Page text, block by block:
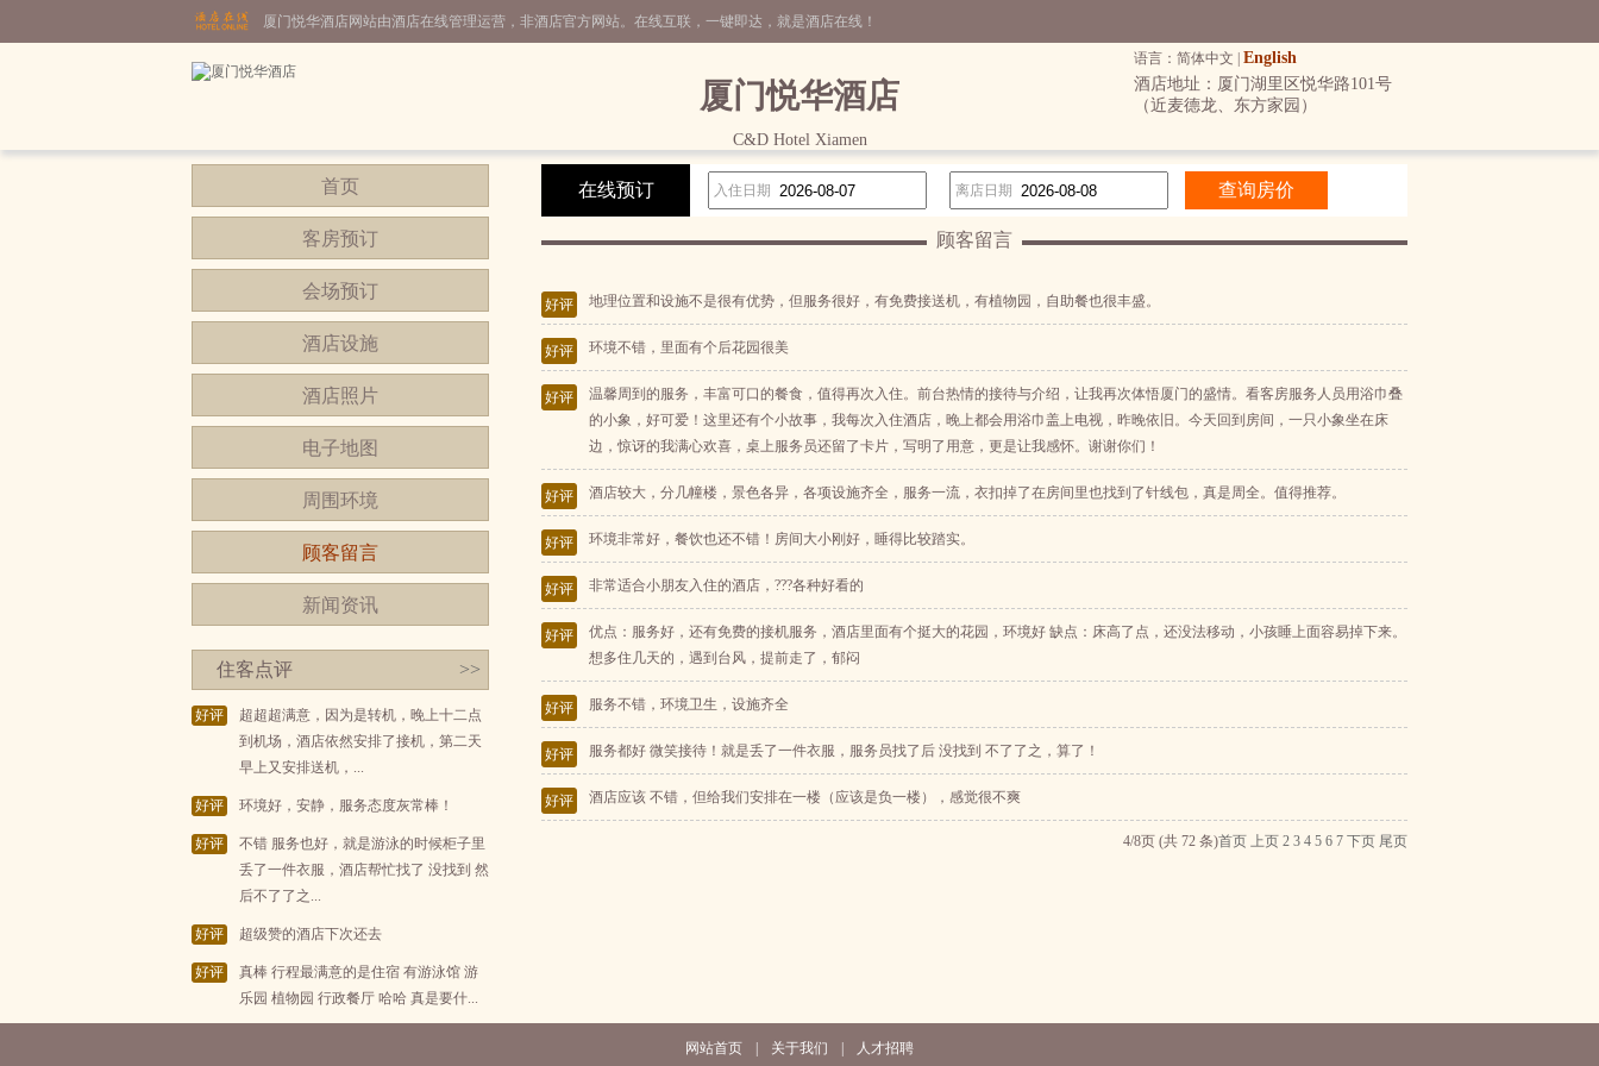
厦门悦华酒店网站由酒店在线管理运营，非酒店官方网站。在线互联，一键即达，就是酒店在线！
语言：简体中文 | English
厦门悦华酒店
C&D Hotel Xiamen
酒店地址：厦门湖里区悦华路101号
（近麦德龙、东方家园）
首页
客房预订
会场预订
酒店设施
酒店照片
电子地图
周围环境
顾客留言
新闻资讯
住客点评 >>
好评
超超超满意，因为是转机，晚上十二点
到机场，酒店依然安排了接机，第二天
早上又安排送机，...
好评 环境好，安静，服务态度灰常棒！
好评
不错 服务也好，就是游泳的时候柜子里
丢了一件衣服，酒店帮忙找了 没找到 然
后不了了之...
好评 超级赞的酒店下次还去
好评
真棒 行程最满意的是住宿 有游泳馆 游
乐园 植物园 行政餐厅 哈哈 真是要什...
在线预订 入住日期 离店日期
顾客留言
好评 地理位置和设施不是很有优势，但服务很好，有免费接送机，有植物园，自助餐也很丰盛。
好评 环境不错，里面有个后花园很美
好评
温馨周到的服务，丰富可口的餐食，值得再次入住。前台热情的接待与介绍，让我再次体悟厦门的盛情。看客房服务人员用浴巾叠
的小象，好可爱！这里还有个小故事，我每次入住酒店，晚上都会用浴巾盖上电视，昨晚依旧。今天回到房间，一只小象坐在床
边，惊讶的我满心欢喜，桌上服务员还留了卡片，写明了用意，更是让我感怀。谢谢你们！
好评 酒店较大，分几幢楼，景色各异，各项设施齐全，服务一流，衣扣掉了在房间里也找到了针线包，真是周全。值得推荐。
好评 环境非常好，餐饮也还不错！房间大小刚好，睡得比较踏实。
好评 非常适合小朋友入住的酒店，???各种好看的
好评
优点：服务好，还有免费的接机服务，酒店里面有个挺大的花园，环境好 缺点：床高了点，还没法移动，小孩睡上面容易掉下来。
想多住几天的，遇到台风，提前走了，郁闷
好评 服务不错，环境卫生，设施齐全
好评 服务都好 微笑接待！就是丢了一件衣服，服务员找了后 没找到 不了了之，算了！
好评 酒店应该 不错，但给我们安排在一楼（应该是负一楼），感觉很不爽
4/8页 (共 72 条)首页 上页 2 3 4 5 6 7 下页 尾页
网站首页 关于我们 人才招聘